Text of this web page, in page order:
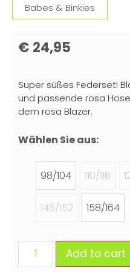
Babes & Binkies
€ 24,95
Super süßes Federset!
und passende rosa
dem rosa Blazer.
Wählen Sie aus:
98/104 110/116
146/152 158/164
Add to cart